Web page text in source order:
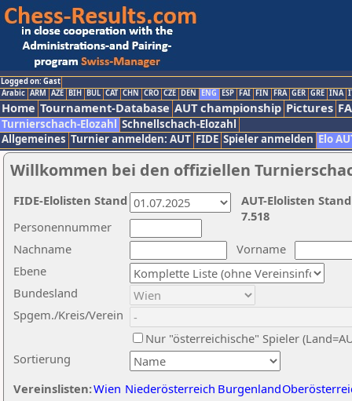
Logged on: Gast
Arabic ARM AZE BIH BUL CAT CHN CRO CZE DEN ENG ESP FAI FIN FRA GER GRE INA
Home Tournament-Database AUT championship Pictures
Turnierschach-Elozahl Schnellschach-Elozahl
Allgemeines Turnier anmelden: AUT FIDE Spieler anmelden Elo
Willkommen bei den offiziellen
Nachname
Vorname
Ebene
Sortierung
Personennummer
Bundesland
Spgem./Kreis/Verein
Nur "österreichische" Spieler
Vereinslisten:Wien Niederösterreich Burgenland
AUT-Elolisten
7.518
FIDE-Elolisten Stand